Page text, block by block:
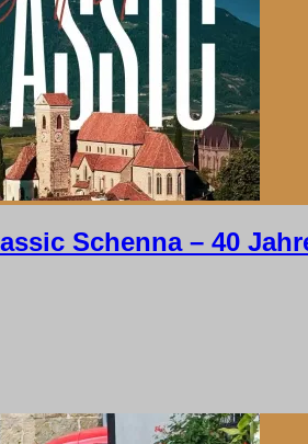
Schenna – 40